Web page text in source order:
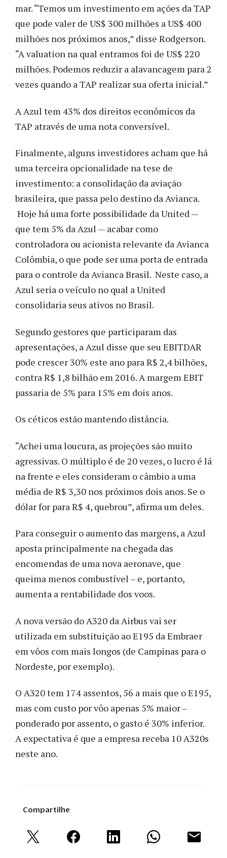
mar. “Temos um investimento em ações da TAP
que pode valer de US$ 300 milhões a US$ 400
milhões nos próximos anos,” disse Rodgerson.
“A valuation na qual entramos foi de US$ 220
milhões. Podemos reduzir a alavancagem para 2
vezes quando a TAP realizar sua oferta inicial.”
A Azul tem 43% dos direitos econômicos da
TAP através de uma nota conversível.
Finalmente, alguns investidores acham que há
uma terceira opcionalidade na tese de
investimento: a consolidação da aviação
brasileira, que passa pelo destino da Avianca.
Hoje há uma forte possibilidade da United —
que tem 5% da Azul — acabar como
controladora ou acionista relevante da Avianca
Colômbia, o que pode ser uma porta de entrada
para o controle da Avianca Brasil. Neste caso, a
Azul seria o veículo no qual a United
consolidaria seus ativos no Brasil.
Segundo gestores que participaram das
apresentações, a Azul disse que seu EBITDAR
pode crescer 30% este ano para R$ 2,4 bilhões,
contra R$ 1,8 bilhão em 2016. A margem EBIT
passaria de 5% para 15% em dois anos.
Os céticos estão mantendo distância.
“Achei uma loucura, as projeções são muito
agressivas. O múltiplo é de 20 vezes, o lucro é lá
na frente e eles consideram o câmbio a uma
média de R$ 3,30 nos próximos dois anos. Se o
dólar for para R$ 4, quebrou”, afirma um deles.
Para conseguir o aumento das margens, a Azul
aposta principalmente na chegada das
encomendas de uma nova aeronave, que
queima menos combustível – e, portanto,
aumenta a rentabilidade dos voos.
A nova versão do A320 da Airbus vai ser
utilizada em substituição ao E195 da Embraer
em vôos com mais longos (de Campinas para o
Nordeste, por exemplo).
O A320 tem 174 assentos, 56 a mais que o E195,
mas com custo por vôo apenas 5% maior –
ponderado por assento, o gasto é 30% inferior.
A expectativa é que a empresa receba 10 A320s
neste ano.
Compartilhe